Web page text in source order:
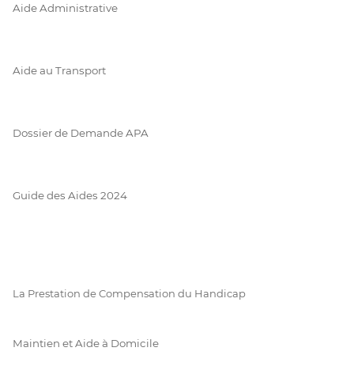
Aide Administrative
Aide au Transport
Dossier de Demande APA
Guide des Aides 2024
La Prestation de Compensation du Handicap
Maintien et Aide à Domicile